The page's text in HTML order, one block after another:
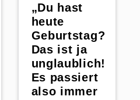
„Du hast
heute
Geburtstag?
Das ist ja
unglaublich!
Es passiert
also immer